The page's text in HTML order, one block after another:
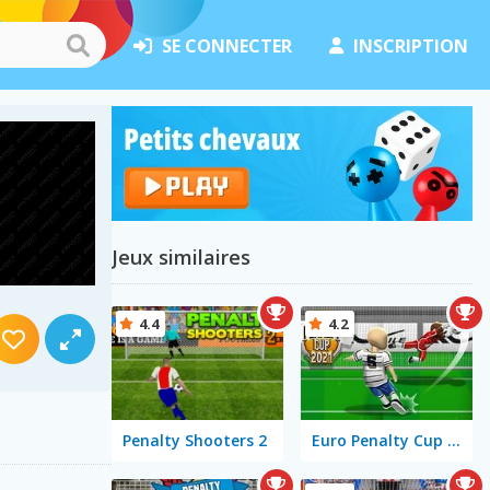
SE CONNECTER INSCRIPTION
Jeux similaires
Penalty Shooters 2
4.4
Euro Penalty Cup 2021
4.2